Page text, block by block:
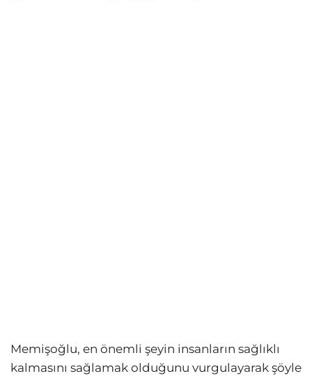
Memişoğlu, en önemli şeyin insanların sağlıklı
kalmasını sağlamak olduğunu vurgulayarak şöyle